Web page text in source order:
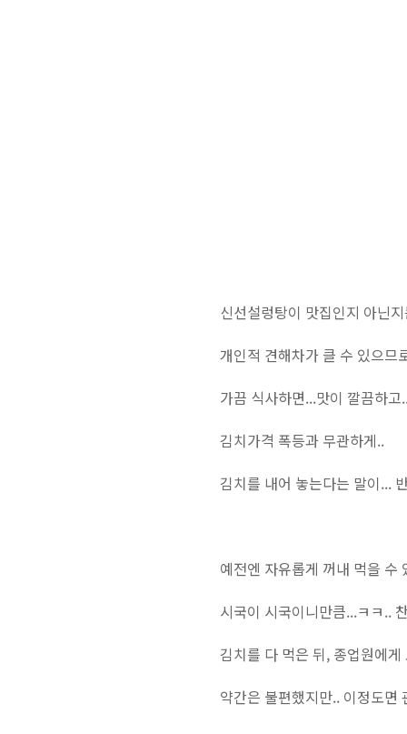
신선설렁탕이 맛집인지 아닌
개인적 견해차가 클 수 있으므
가끔 식사하면...맛이 깔끔하
김치가격 폭등과 무관하게..
김치를 내어 놓는다는 말이...
예전엔 자유롭게 꺼내 먹을 수
시국이 시국이니만큼...ㅋㅋ..
김치를 다 먹은 뒤, 종업원에
약간은 불편했지만.. 이정도